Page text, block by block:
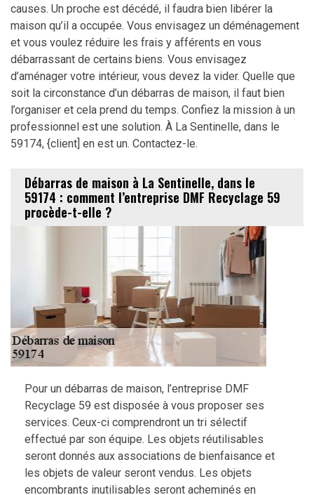
causes. Un proche est décédé, il faudra bien libérer la
maison qu’il a occupée. Vous envisagez un déménagement
et vous voulez réduire les frais y afférents en vous
débarrassant de certains biens. Vous envisagez
d’aménager votre intérieur, vous devez la vider. Quelle que
soit la circonstance d’un débarras de maison, il faut bien
l’organiser et cela prend du temps. Confiez la mission à un
professionnel est une solution. À La Sentinelle, dans le
59174, {client] en est un. Contactez-le.
Débarras de maison à La Sentinelle, dans le
59174 : comment l’entreprise DMF Recyclage 59
procède-t-elle ?
Pour un débarras de maison, l’entreprise DMF
Recyclage 59 est disposée à vous proposer ses
services. Ceux-ci comprendront un tri sélectif
effectué par son équipe. Les objets réutilisables
seront donnés aux associations de bienfaisance et
les objets de valeur seront vendus. Les objets
encombrants inutilisables seront acheminés en